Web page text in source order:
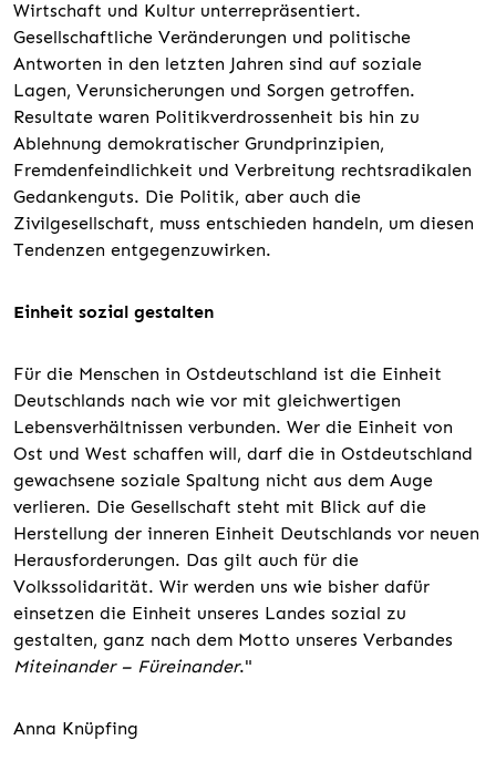
Wirtschaft und Kultur unterrepräsentiert.
Gesellschaftliche Veränderungen und politische
Antworten in den letzten Jahren sind auf soziale
Lagen, Verunsicherungen und Sorgen getroffen.
Resultate waren Politikverdrossenheit bis hin zu
Ablehnung demokratischer Grundprinzipien,
Fremdenfeindlichkeit und Verbreitung rechtsradikalen
Gedankenguts. Die Politik, aber auch die
Zivilgesellschaft, muss entschieden handeln, um diesen
Tendenzen entgegenzuwirken.
Einheit sozial gestalten
Für die Menschen in Ostdeutschland ist die Einheit
Deutschlands nach wie vor mit gleichwertigen
Lebensverhältnissen verbunden. Wer die Einheit von
Ost und West schaffen will, darf die in Ostdeutschland
gewachsene soziale Spaltung nicht aus dem Auge
verlieren. Die Gesellschaft steht mit Blick auf die
Herstellung der inneren Einheit Deutschlands vor neuen
Herausforderungen. Das gilt auch für die
Volkssolidarität. Wir werden uns wie bisher dafür
einsetzen die Einheit unseres Landes sozial zu
gestalten, ganz nach dem Motto unseres Verbandes
Miteinander – Füreinander."
Anna Knüpfing